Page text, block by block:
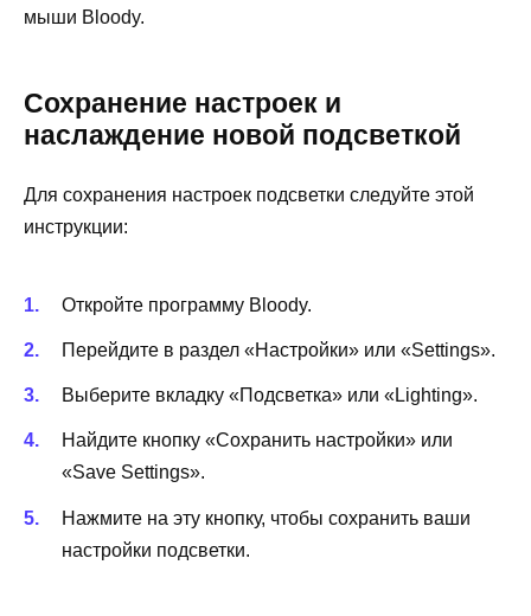
мыши Bloody.
Сохранение настроек и
наслаждение новой подсветкой
Для сохранения настроек подсветки следуйте этой
инструкции:
Откройте программу Bloody.
Перейдите в раздел «Настройки» или «Settings».
Выберите вкладку «Подсветка» или «Lighting».
Найдите кнопку «Сохранить настройки» или
«Save Settings».
Нажмите на эту кнопку, чтобы сохранить ваши
настройки подсветки.